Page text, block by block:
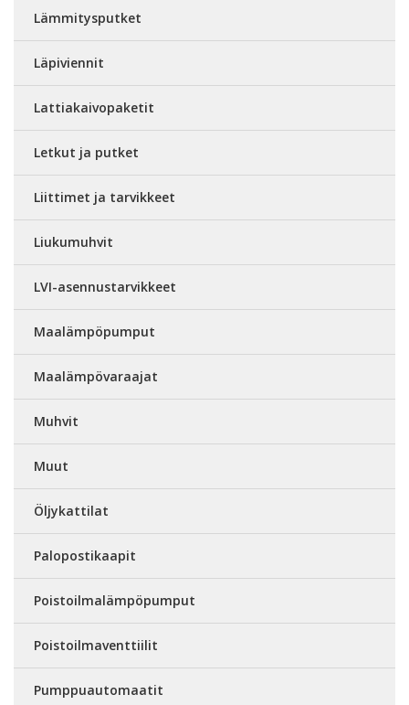
Lämmitysputket
Läpiviennit
Lattiakaivopaketit
Letkut ja putket
Liittimet ja tarvikkeet
Liukumuhvit
LVI-asennustarvikkeet
Maalämpöpumput
Maalämpövaraajat
Muhvit
Muut
Öljykattilat
Palopostikaapit
Poistoilmalämpöpumput
Poistoilmaventtiilit
Pumppuautomaatit